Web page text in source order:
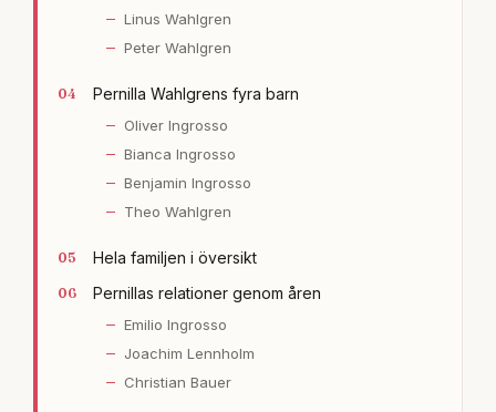
Linus Wahlgren
Peter Wahlgren
Pernilla Wahlgrens fyra barn
Oliver Ingrosso
Bianca Ingrosso
Benjamin Ingrosso
Theo Wahlgren
Hela familjen i översikt
Pernillas relationer genom åren
Emilio Ingrosso
Joachim Lennholm
Christian Bauer